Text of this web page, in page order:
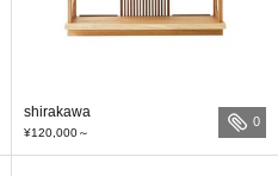
shirakawa
¥120,000～
0